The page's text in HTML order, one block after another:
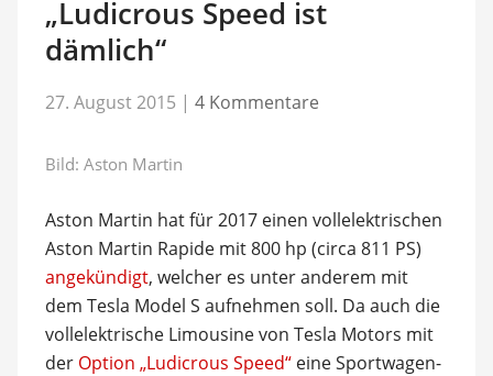
„Ludicrous Speed ist
dämlich“
27. August 2015 | 4 Kommentare
Bild: Aston Martin
Aston Martin hat für 2017 einen vollelektrischen
Aston Martin Rapide mit 800 hp (circa 811 PS)
angekündigt, welcher es unter anderem mit
dem Tesla Model S aufnehmen soll. Da auch die
vollelektrische Limousine von Tesla Motors mit
der Option „Ludicrous Speed“eine Sportwagen-